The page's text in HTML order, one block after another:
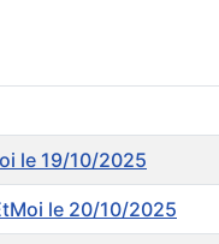
le 19/10/2025
le 20/10/2025